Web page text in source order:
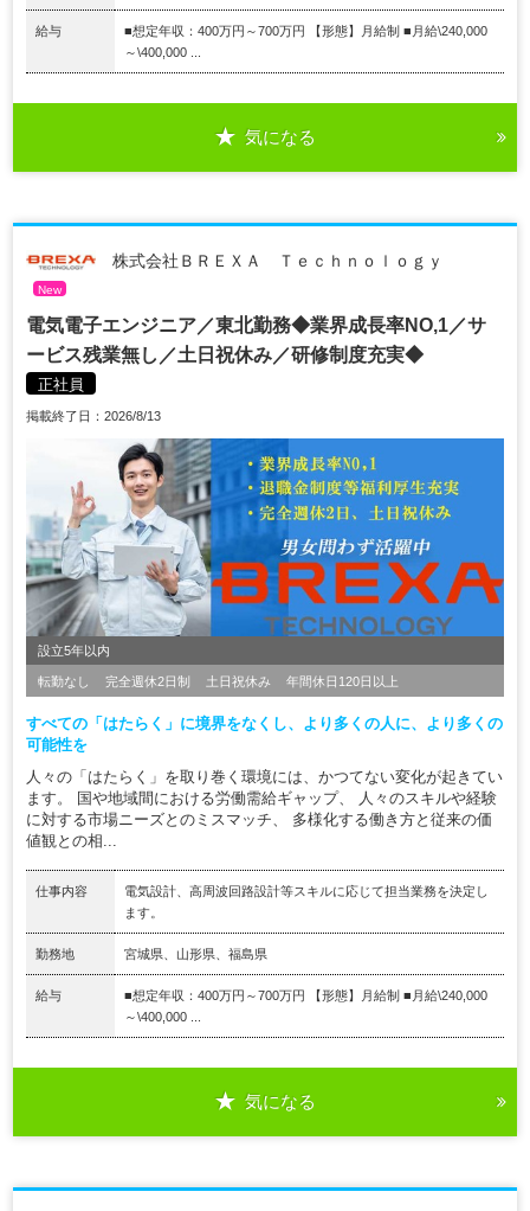
給与
■想定年収：400万円～700万円 【形態】月給制 ■月給\240,000
～\400,000 ...
気になる
株式会社ＢＲＥＸＡ Ｔｅｃｈｎｏｌｏｇｙ
New
電気電子エンジニア／東北勤務◆業界成長率NO,1／サ
ービス残業無し／土日祝休み／研修制度充実◆
正社員
掲載終了日：2026/8/13
設立5年以内
転勤なし 完全週休2日制 土日祝休み 年間休日120日以上
すべての「はたらく」に境界をなくし、より多くの人に、より多くの
可能性を
人々の「はたらく」を取り巻く環境には、かつてない変化が起きてい
ます。 国や地域間における労働需給ギャップ、 人々のスキルや経験
に対する市場ニーズとのミスマッチ、 多様化する働き方と従来の価
値観との相...
仕事内容
電気設計、高周波回路設計等スキルに応じて担当業務を決定し
ます。
勤務地 宮城県、山形県、福島県
給与
■想定年収：400万円～700万円 【形態】月給制 ■月給\240,000
～\400,000 ...
気になる